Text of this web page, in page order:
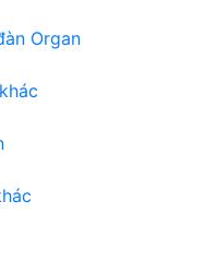
Organ